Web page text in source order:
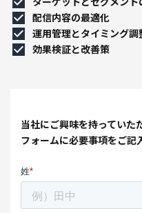
配信内容の最適化
運用管理とタイミング調
効果検証と改善策
当社にご興味を持っていた
フォームに必要事項をご記